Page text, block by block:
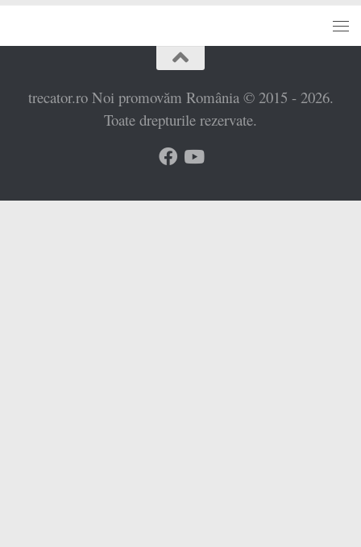
trecator.ro Noi promovăm România © 2015 - 2026.
Toate drepturile rezervate.